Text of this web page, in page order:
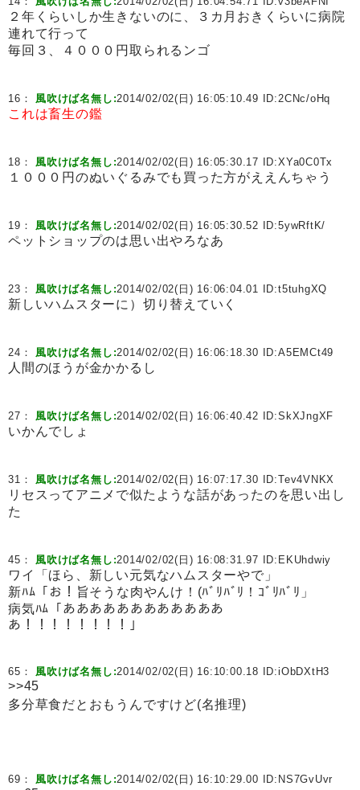
２年くらいしか生きないのに、３カ月おきくらいに病院
連れて行って
毎回３、４０００円取られるンゴ
16： 風吹けば名無し:2014/02/02(日) 16:05:10.49 ID:2CNc/oHq
これは畜生の鑑
18： 風吹けば名無し:2014/02/02(日) 16:05:30.17 ID:XYa0C0Tx
１０００円のぬいぐるみでも買った方がええんちゃう
19： 風吹けば名無し:2014/02/02(日) 16:05:30.52 ID:5ywRftK/
ペットショップのは思い出やろなあ
23： 風吹けば名無し:2014/02/02(日) 16:06:04.01 ID:t5tuhgXQ
新しいハムスターに）切り替えていく
24： 風吹けば名無し:2014/02/02(日) 16:06:18.30 ID:A5EMCt49
人間のほうが金かかるし
27： 風吹けば名無し:2014/02/02(日) 16:06:40.42 ID:SkXJngXF
いかんでしょ
31： 風吹けば名無し:2014/02/02(日) 16:07:17.30 ID:Tev4VNKX
リセスってアニメで似たような話があったのを思い出し
た
45： 風吹けば名無し:2014/02/02(日) 16:08:31.97 ID: EKUhdwiy
ワイ「ほら、新しい元気なハムスターやで」
新ﾊﾑ「お！旨そうな肉やんけ！(ﾊﾞﾘﾊﾞﾘ！ｺﾞﾘﾊﾞﾘ」
病気ﾊﾑ「ああああああああああああ
あ！！！！！！！！」
65： 風吹けば名無し:2014/02/02(日) 16:10:00.18 ID:iObDXtH3
>>45
多分草食だとおもうんですけど(名推理)
69： 風吹けば名無し:2014/02/02(日) 16:10:29.00 ID: NS7GvUvr